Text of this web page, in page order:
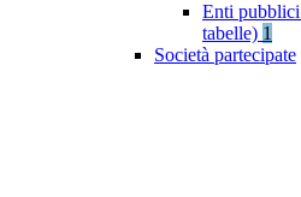
Enti
tabelle) 1
Società partecipate